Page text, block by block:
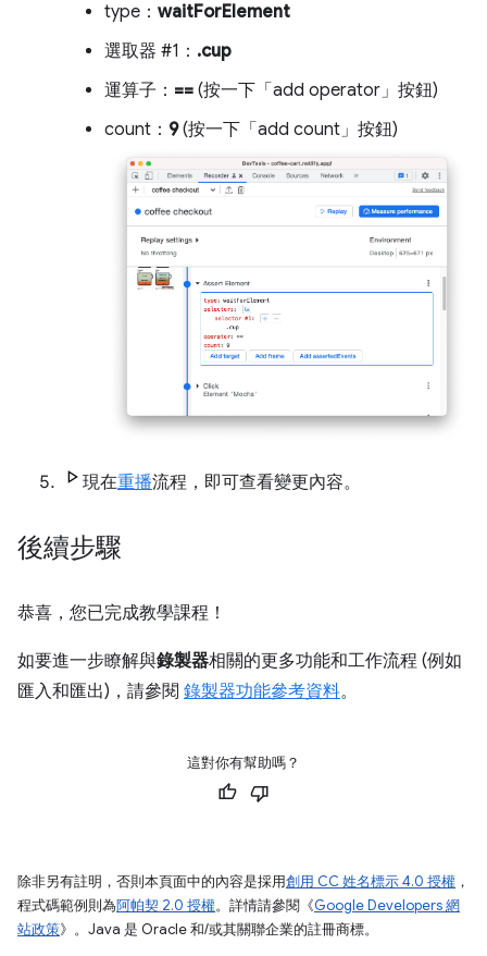
type： waitForElement
選取器 #1： .cup
運算子： == (按一下「add operator」 按鈕)
count： 9(按一下「add count」 按鈕)
現在重播流程，即可查看變更內容。
後續步驟
恭喜，您已完成教學課程！
如要進一步瞭解與錄製器相關的更多功能和工作流程 (例如
匯入和匯出)，請參閱 錄製器功能參考資料。
這對你有幫助嗎？
除非另有註明，否則本頁面中的內容是採用創用 CC 姓名標示 4.0 授權 ，
程式碼範例則為阿帕契 2.0 授權。詳情請參閱《Google Developers 網
站政策》。Java 是 Oracle 和/或其關聯企業的註冊商標。